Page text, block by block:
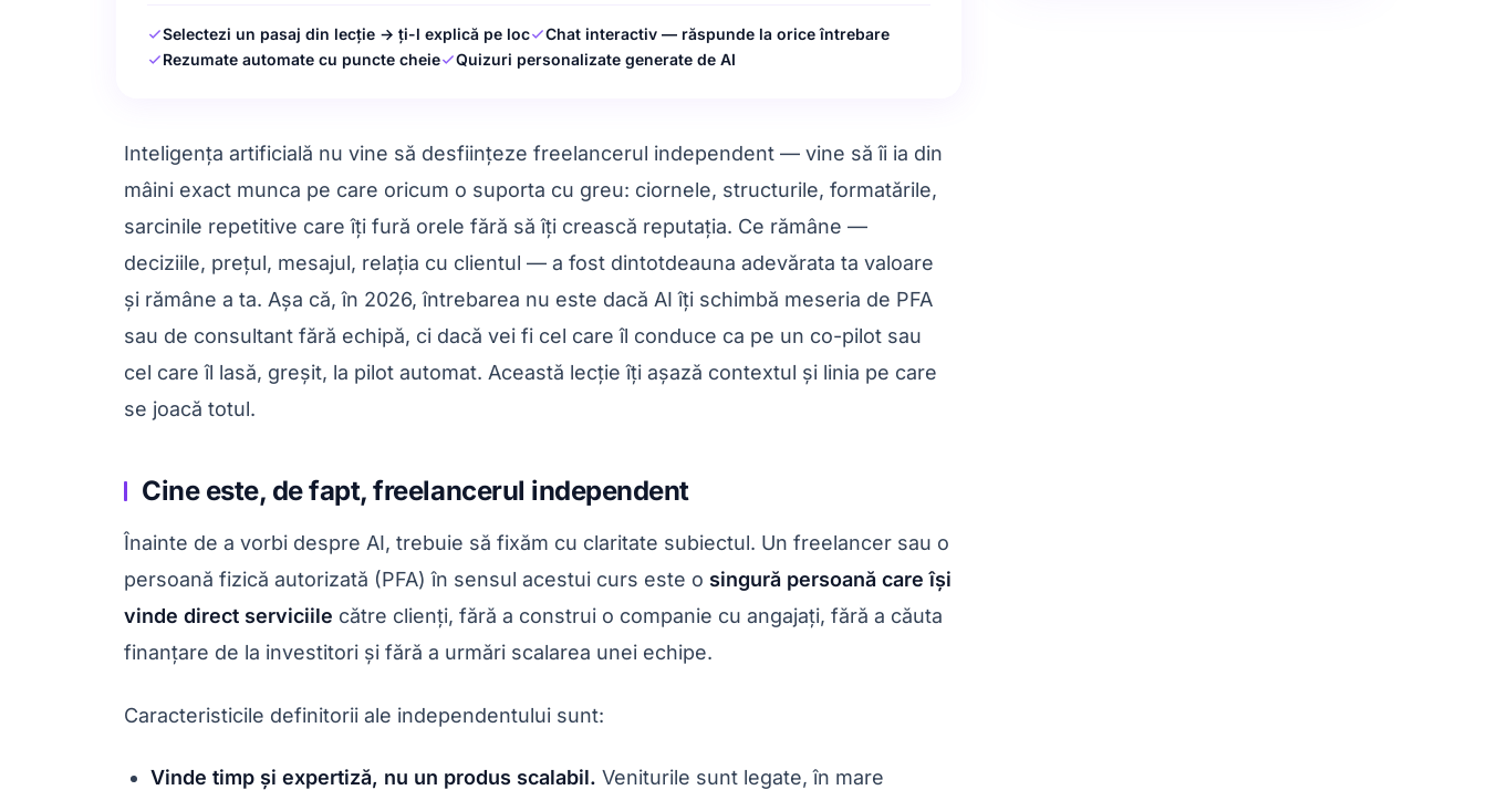
Selectezi un pasaj din lecție → ți-l explică pe loc
Chat interactiv — răspunde la orice întrebare
Rezumate automate cu puncte cheie
Quizuri personalizate generate de AI
Inteligența artificială nu vine să desființeze freelancerul independent — vine să îi ia din
mâini exact munca pe care oricum o suporta cu greu: ciornele, structurile, formatările,
sarcinile repetitive care îți fură orele fără să îți crească reputația. Ce rămâne —
deciziile, prețul, mesajul, relația cu clientul — a fost dintotdeauna adevărata ta valoare
și rămâne a ta. Așa că, în 2026, întrebarea nu este dacă AI îți schimbă meseria de PFA
sau de consultant fără echipă, ci dacă vei fi cel care îl conduce ca pe un co-pilot sau
cel care îl lasă, greșit, la pilot automat. Această lecție îți așază contextul și linia pe care
se joacă totul.
Cine este, de fapt, freelancerul independent
Înainte de a vorbi despre AI, trebuie să fixăm cu claritate subiectul. Un freelancer sau o
persoană fizică autorizată (PFA) în sensul acestui curs este o singură persoană care își
vinde direct serviciile către clienți, fără a construi o companie cu angajați, fără a căuta
finanțare de la investitori și fără a urmări scalarea unei echipe.
Caracteristicile definitorii ale independentului sunt:
Vinde timp și expertiză, nu un produs scalabil. Veniturile sunt legate, în mare